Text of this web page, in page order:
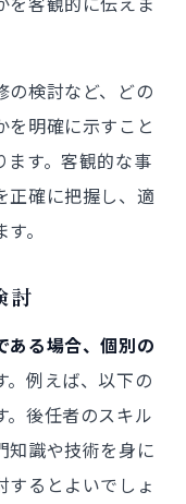
の検討など、どの
を明確に示すこと
ます。客観的な事
正確に把握し、適
。
討
ある場合、個別の
。例えば、以下の
。後任者のスキル
知識や技術を身に
するとよいでしょ